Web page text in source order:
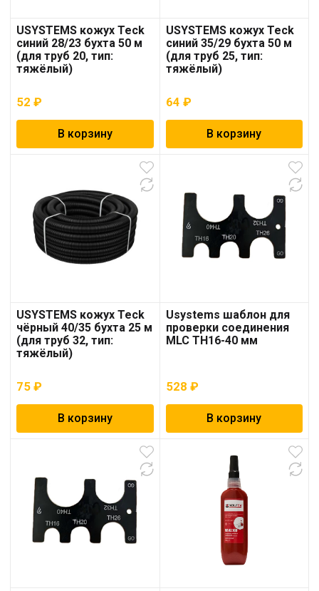
USYSTEMS кожух Teck
синий 28/23 бухта 50 м
(для труб 20, тип:
тяжёлый)
52 ₽
В корзину
USYSTEMS кожух Teck
синий 35/29 бухта 50 м
(для труб 25, тип:
тяжёлый)
64 ₽
В корзину
USYSTEMS кожух Teck
чёрный 40/35 бухта 25 м
(для труб 32, тип:
тяжёлый)
75 ₽
В корзину
Usystems шаблон для
проверки соединения
MLC TH16-40 мм
528 ₽
В корзину